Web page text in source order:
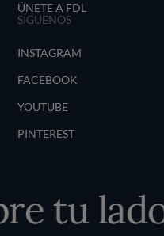
ÚNETE A FDL
SÍGUENOS
INSTAGRAM
FACEBOOK
YOUTUBE
PINTEREST
tu